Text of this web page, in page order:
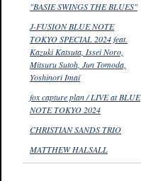
"BASIE SWINGS THE BLUES"
J-FUSION BLUE NOTE
TOKYO SPECIAL 2024 feat.
Kazuki Katsuta, Issei Noro,
Mitsuru Sutoh, Jun Tomoda,
Yoshinori Imai
fox capture plan / LIVE at BLUE
NOTE TOKYO 2024
CHRISTIAN SANDS TRIO
MATTHEW HALSALL